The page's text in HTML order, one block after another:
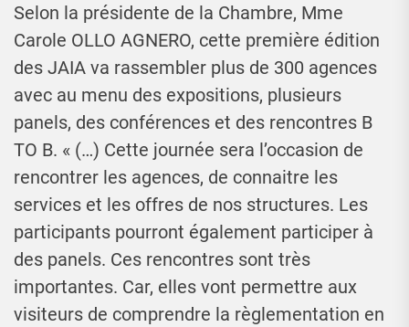
Selon la présidente de la Chambre, Mme
Carole OLLO AGNERO, cette première édition
des JAIA va rassembler plus de 300 agences
avec au menu des expositions, plusieurs
panels, des conférences et des rencontres B
TO B. « (…) Cette journée sera l’occasion de
rencontrer les agences, de connaitre les
services et les offres de nos structures. Les
participants pourront également participer à
des panels. Ces rencontres sont très
importantes. Car, elles vont permettre aux
visiteurs de comprendre la règlementation en